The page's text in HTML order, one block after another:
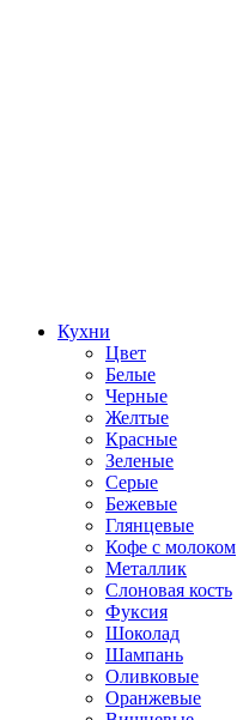
Кухни
Цвет
Белые
Черные
Желтые
Красные
Зеленые
Серые
Бежевые
Глянцевые
Кофе с молоком
Металлик
Слоновая кость
Фуксия
Шоколад
Шампань
Оливковые
Оранжевые